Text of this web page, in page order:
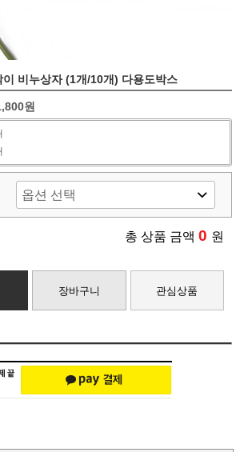
비누상자 (1개/10개) 다용도박스
원
총 상품 금액 0 원
장바구니 관심상품